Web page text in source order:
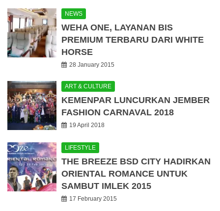
NEWS
WEHA ONE, LAYANAN BIS
PREMIUM TERBARU DARI WHITE
HORSE
28 January 2015
ART & CULTURE
KEMENPAR LUNCURKAN JEMBER
FASHION CARNAVAL 2018
19 April 2018
LIFESTYLE
THE BREEZE BSD CITY HADIRKAN
ORIENTAL ROMANCE UNTUK
SAMBUT IMLEK 2015
17 February 2015